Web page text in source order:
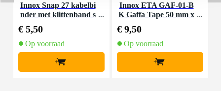
Innox Snap 27 kabelbi
nder met klittenband s
€ 5,50
Op voorraad
+
Innox ETA GAF-01-B
K Gaffa Tape 50 mm x
€ 9,50
Op voorraad
+